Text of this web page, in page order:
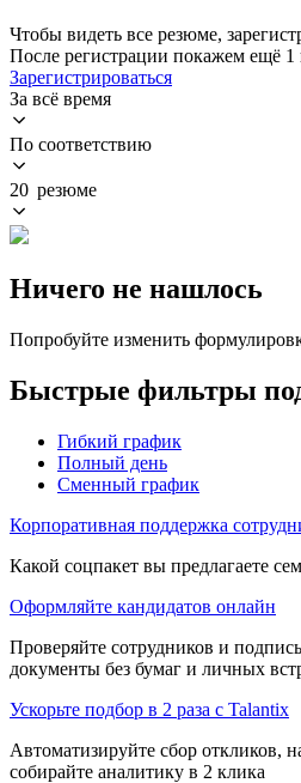
Чтобы видеть все резюме,
После регистрации покажем ещё 1
Зарегистрироваться
За всё время
По соответствию
20 резюме
Ничего не нашлось
Попробуйте изменить
Быстрые фильтры
Гибкий график
Полный день
Сменный график
Корпоративная поддержка
Какой соцпакет вы предлагаете
Оформляйте кандидатов онлайн
Проверяйте сотрудников и
документы без бумаг и личных
Ускорьте подбор в 2 раза с Talantix
Автоматизируйте сбор откликов,
собирайте аналитику в 2 клика